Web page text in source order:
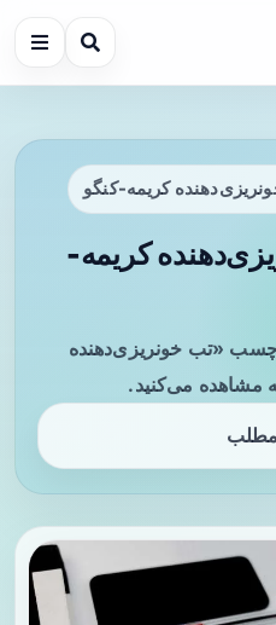
کریمه-کنگو
کریمه-
«تب خونریزی‌دهنده
مشاهده می‌کنید.